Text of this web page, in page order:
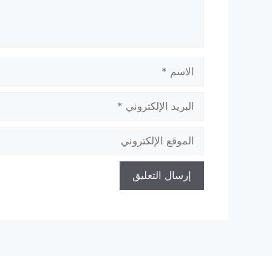
الاسم
البريد
الإلكتروني
الموقع
الإلكتروني